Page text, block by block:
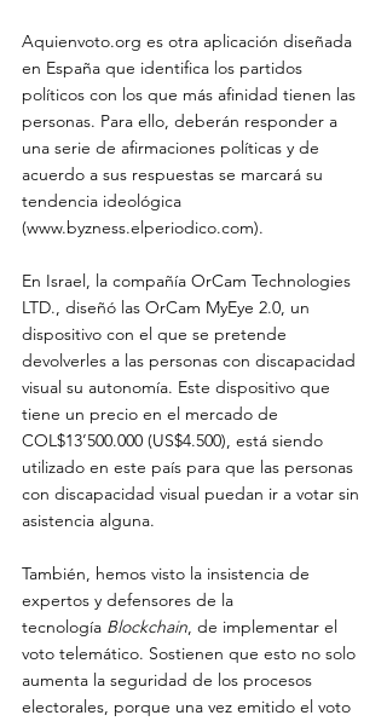
Aquienvoto.org es otra aplicación diseñada
en España que identifica los partidos
políticos con los que más afinidad tienen las
personas. Para ello, deberán responder a
una serie de afirmaciones políticas y de
acuerdo a sus respuestas se marcará su
tendencia ideológica
(www.byzness.elperiodico.com).
En Israel, la compañía OrCam Technologies
LTD., diseñó las OrCam MyEye 2.0, un
dispositivo con el que se pretende
devolverles a las personas con discapacidad
visual su autonomía. Este dispositivo que
tiene un precio en el mercado de
COL$13’500.000 (US$4.500), está siendo
utilizado en este país para que las personas
con discapacidad visual puedan ir a votar sin
asistencia alguna.
También, hemos visto la insistencia de
expertos y defensores de la
tecnología Blockchain, de implementar el
voto telemático. Sostienen que esto no solo
aumenta la seguridad de los procesos
electorales, porque una vez emitido el voto